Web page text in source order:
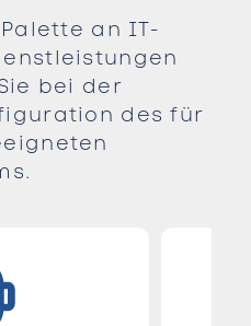
an IT-
bei der
des für